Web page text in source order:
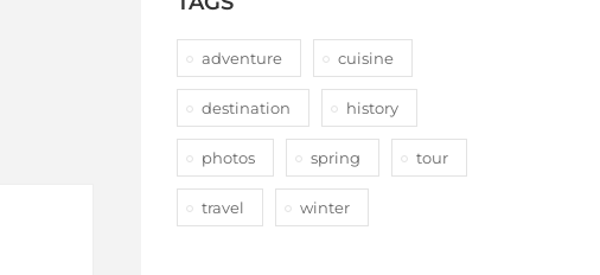
adventure cuisine
destination history
photos spring tour
travel winter